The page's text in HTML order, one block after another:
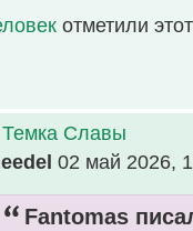
отметили
Темка Славы
02 май 2026,
Fantomas